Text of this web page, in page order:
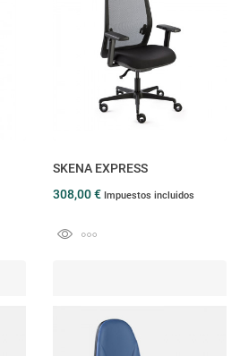
SKENA EXPRESS
308,00 € Impuestos incluidos